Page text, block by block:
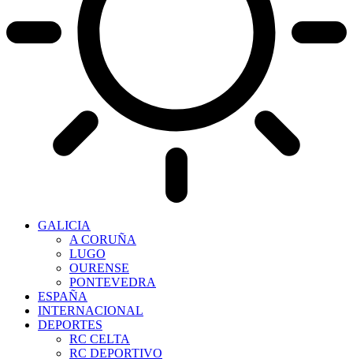
GALICIA
A CORUÑA
LUGO
OURENSE
PONTEVEDRA
ESPAÑA
INTERNACIONAL
DEPORTES
RC CELTA
RC DEPORTIVO